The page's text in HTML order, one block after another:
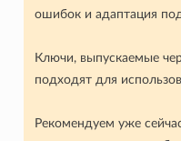
ошибок и адаптация
Ключи, выпускаемые
подходят для
Рекомендуем уже